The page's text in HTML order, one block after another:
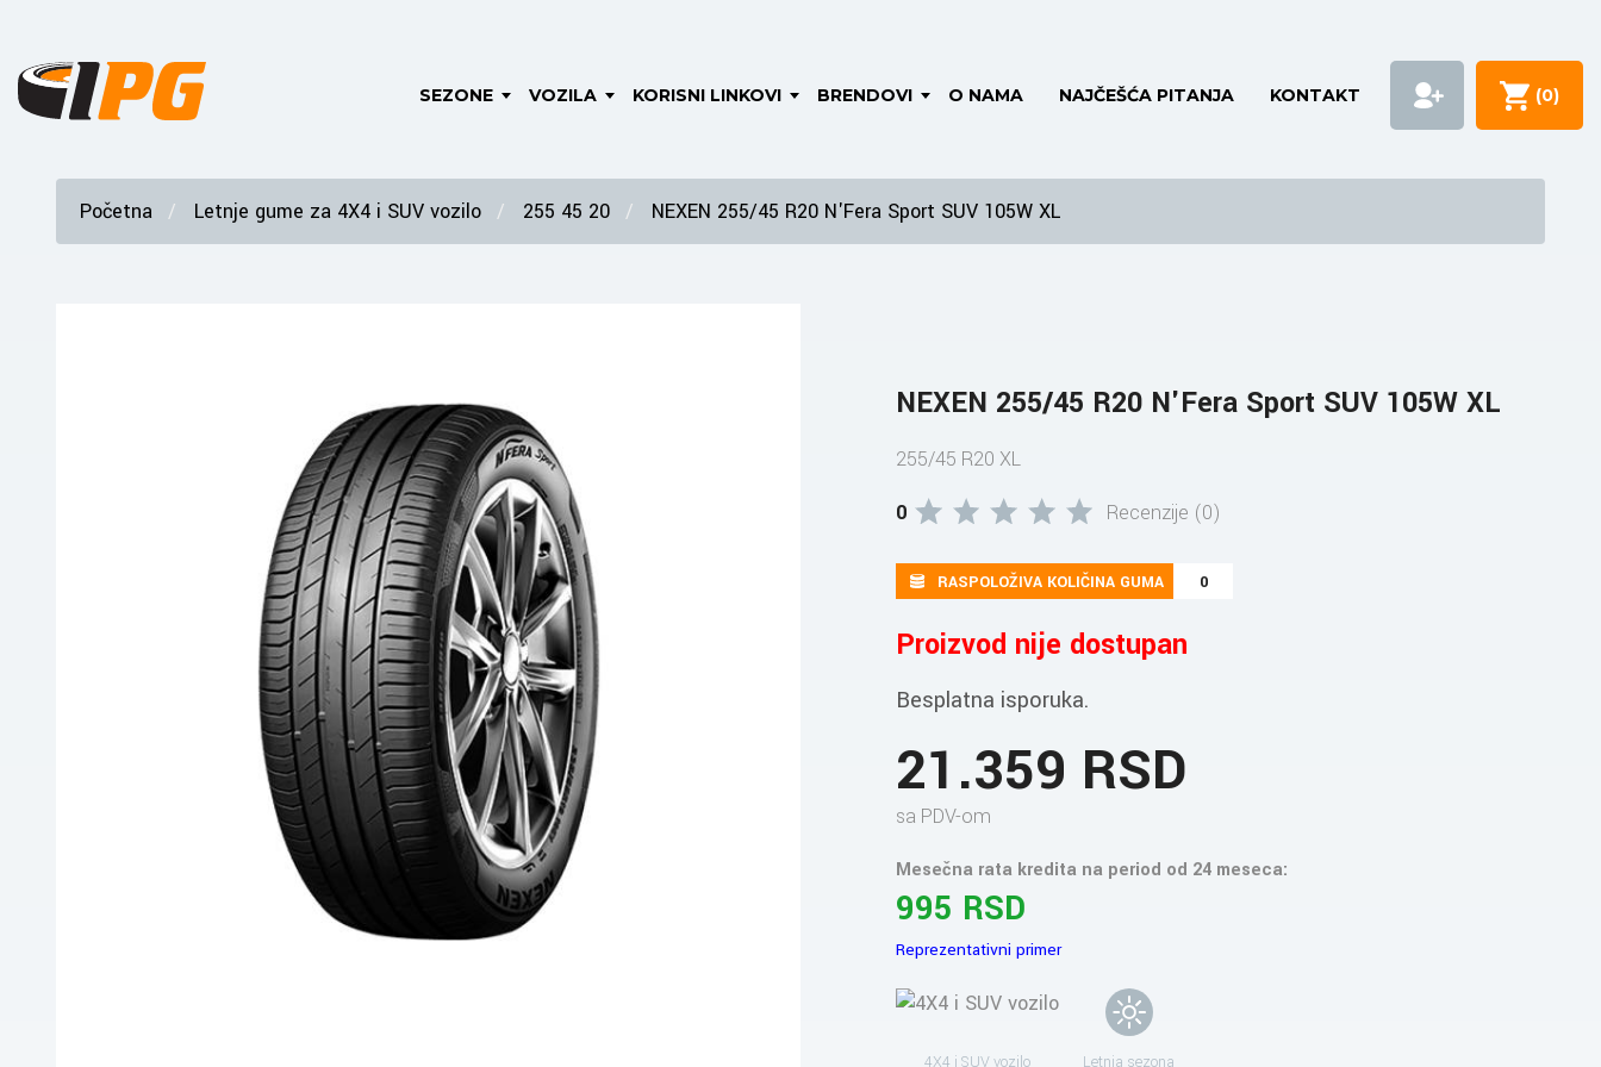
SEZONE VOZILA KORISNI LINKOVI BRENDOVI O NAMA NAJČEŠĆA PITANJA KONTAKT (0)
Početna Letnje gume za 4X4 i SUV vozilo 255 45 20 NEXEN 255/45 R20 N'Fera Sport SUV 105W XL
NEXEN 255/45 R20 N'Fera Sport SUV 105W XL
255/45 R20 XL
0
Recenzije (0)
RASPOLOŽIVA KOLIČINA GUMA 0
Proizvod nije dostupan
Besplatna isporuka.
21.359 RSD
sa PDV-om
Mesečna rata kredita na period od 24 meseca:
995 RSD
Reprezentativni primer
4X4 i SUV vozilo Letnja sezona